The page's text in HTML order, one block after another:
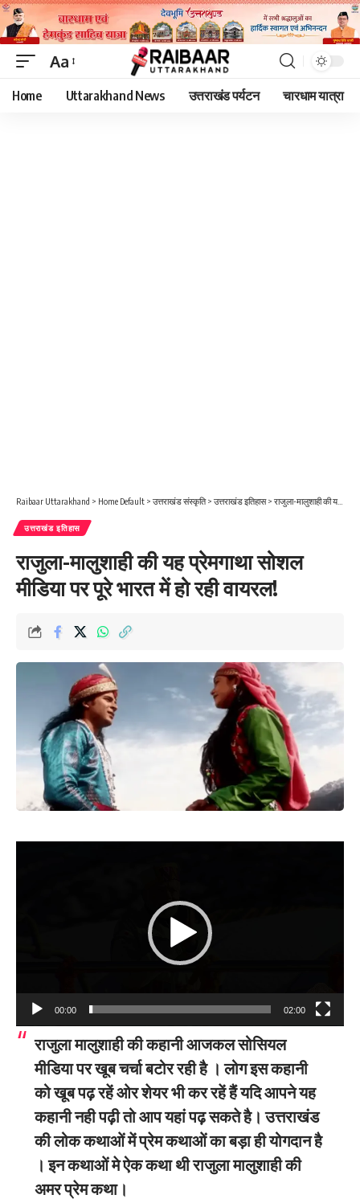
Font
Resizer
Aa
Home Uttarakhand News उत्तराखंड पर्यटन चारधाम यात्रा
Raibaar Uttarakhand > Home Default > उत्तराखंड संस्कृति> उत्तराखंड इतिहास> राजुला-मालुशाही की यह प्रेमगाथा सोशल मीडिया पर पूरे भारत में हो रही वायरल!
उत्तराखंड इतिहास
राजुला-मालुशाही की यह प्रेमगाथा सोशल
मीडिया पर पूरे भारत में हो रही वायरल!
00:00 02:00
राजुला मालुशाही की कहानी आजकल सोसियल
मीडिया पर खूब चर्चा बटोर रही है । लोग इस कहानी
को खूब पढ़ रहें ओर शेयर भी कर रहें हैं यदि आपने यह
कहानी नही पढ़ी तो आप यहां पढ़ सकते है। उत्तराखंड
की लोक कथाओं में प्रेम कथाओं का बड़ा ही योगदान है
। इन कथाओं मे ऐक कथा थी राजुला मालुशाही की
अमर प्रेम कथा।